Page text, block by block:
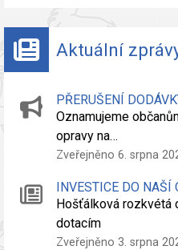
Aktuální
PŘERUŠENÍ
Oznamujeme
opravy na…
Zveřejněno 6. srpna
INVESTICE DO NAŠÍ
Hošťálková rozkvétá
dotacím
Zveřejněno 3. srpna